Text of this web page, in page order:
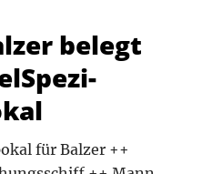
belegt
für Balzer ++